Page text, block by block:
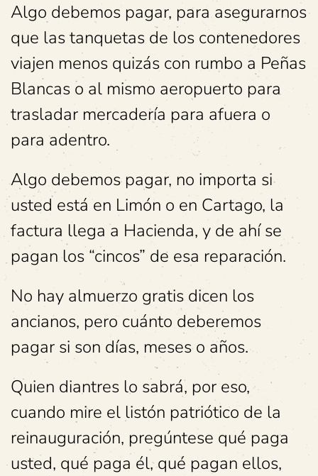
Algo debemos pagar, para asegurarnos
que las tanquetas de los contenedores
viajen menos quizás con rumbo a Peñas
Blancas o al mismo aeropuerto para
trasladar mercadería para afuera o
para adentro.
Algo debemos pagar, no importa si
usted está en Limón o en Cartago, la
factura llega a Hacienda, y de ahí se
pagan los “cincos” de esa reparación.
No hay almuerzo gratis dicen los
ancianos, pero cuánto deberemos
pagar si son días, meses o años.
Quien diantres lo sabrá, por eso,
cuando mire el listón patriótico de la
reinauguración, pregúntese qué paga
usted, qué paga él, qué pagan ellos,